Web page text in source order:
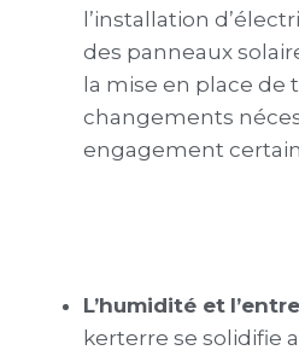
l’installation
des panneaux
la mise en place de
changements
engagement
L’humidité et
kerterre se solidifie